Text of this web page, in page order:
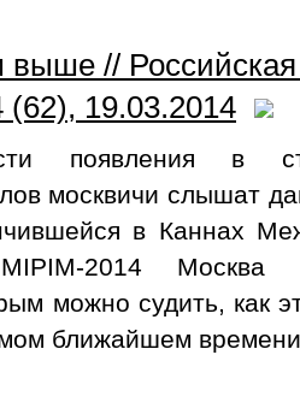
выше //
19.03.2014
появления в
москвичи слышат
в Каннах
2014 Москва
можно судить, как
ближайшем